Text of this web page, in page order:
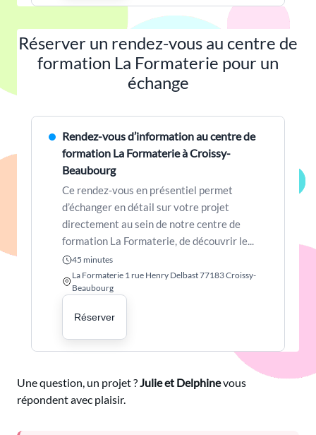
Réserver un rendez-vous au centre de
formation La Formaterie pour un
échange
Rendez-vous d’information au centre de
formation La Formaterie à Croissy-
Beaubourg
Ce rendez-vous en présentiel permet
d’échanger en détail sur votre projet
directement au sein de notre centre de
formation La Formaterie, de découvrir le...
45 minutes
La Formaterie 1 rue Henry Delbast 77183 Croissy-
Beaubourg
Réserver
Une question, un projet ?Julie et Delphinevous
répondent avec plaisir.